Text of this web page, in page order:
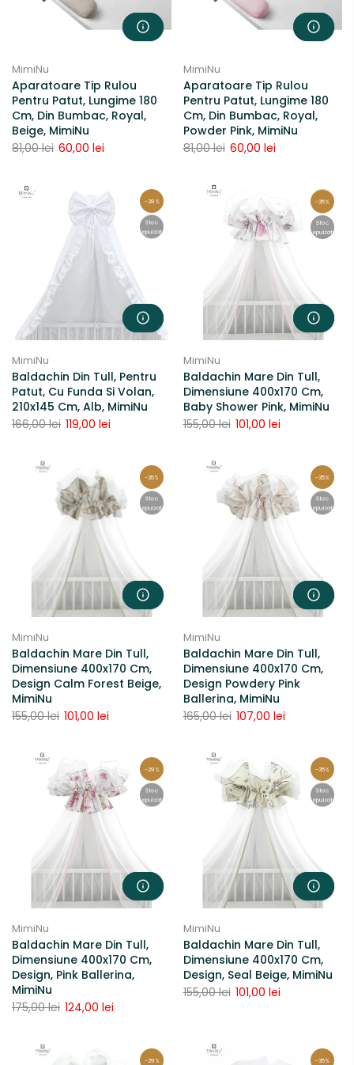
MimiNu
Aparatoare Tip Rulou
Pentru Patut, Lungime 180
Cm, Din Bumbac, Royal,
Beige, MimiNu
81,00 lei 60,00 lei
MimiNu
Aparatoare Tip Rulou
Pentru Patut, Lungime 180
Cm, Din Bumbac, Royal,
Powder Pink, MimiNu
81,00 lei 60,00 lei
-28%
Stoc
epuizat
MimiNu
Baldachin Din Tull, Pentru
Patut, Cu Funda Si Volan,
210x145 Cm, Alb, MimiNu
166,00 lei 119,00 lei
-35%
Stoc
epuizat
MimiNu
Baldachin Mare Din Tull,
Dimensiune 400x170 Cm,
Baby Shower Pink, MimiNu
155,00 lei 101,00 lei
-35%
Stoc
epuizat
MimiNu
Baldachin Mare Din Tull,
Dimensiune 400x170 Cm,
Design Calm Forest Beige,
MimiNu
155,00 lei 101,00 lei
-35%
Stoc
epuizat
MimiNu
Baldachin Mare Din Tull,
Dimensiune 400x170 Cm,
Design Powdery Pink
Ballerina, MimiNu
165,00 lei 107,00 lei
-29%
Stoc
epuizat
MimiNu
Baldachin Mare Din Tull,
Dimensiune 400x170 Cm,
Design, Pink Ballerina,
MimiNu
175,00 lei 124,00 lei
-35%
Stoc
epuizat
MimiNu
Baldachin Mare Din Tull,
Dimensiune 400x170 Cm,
Design, Seal Beige, MimiNu
155,00 lei 101,00 lei
-29% -35%